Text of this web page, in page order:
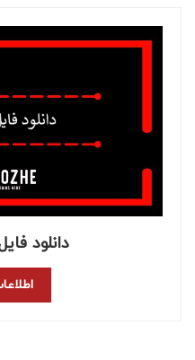
دانلود